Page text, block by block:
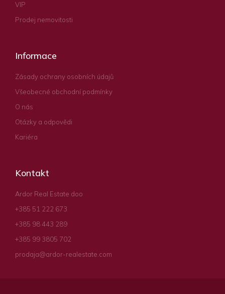
VIP
Prodej nemovitosti
Informace
Zásady ochrany osobních údajů
Všeobecné obchodní podmínky
O nás
Otázky a odpovědi
Kariéra
Kontakt
Ardor Real Estate doo
+385 51 222 673
+385 98 443 289
+385 99 3805 702
prodaja@ardor-realestate.com